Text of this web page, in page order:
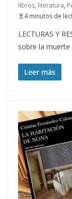
libros, literatura,
4 minutos de
LECTURAS Y
sobre la muerte
Leer más